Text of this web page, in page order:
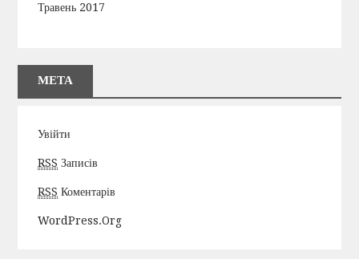
Травень 2017
МЕТА
Увійти
RSS Записів
RSS Коментарів
WordPress.org